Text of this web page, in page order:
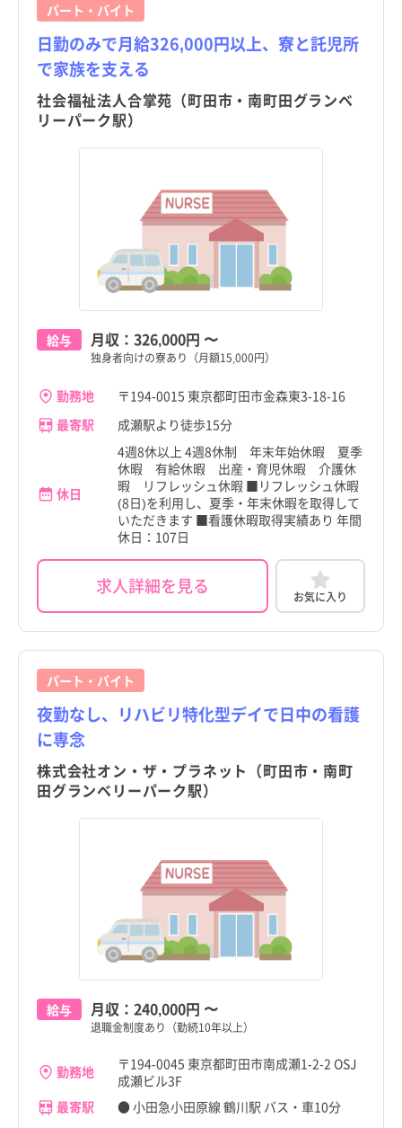
パート・バイト
日勤のみで月給326,000円以上、寮と託児所
で家族を支える
社会福祉法人合掌苑（町田市・南町田グランベ
リーパーク駅）
給与 月収： 326,000円 〜
独身者向けの寮あり（月額15,000円）
勤務地
〒194-0015 東京都町田市金森東3-18-16
最寄駅
成瀬駅より徒歩15分
休日
4週8休以上 4週8休制 年末年始休暇 夏季
休暇 有給休暇 出産・育児休暇 介護休
暇 リフレッシュ休暇 ■リフレッシュ休暇
(8日)を利用し、夏季・年末休暇を取得して
いただきます ■看護休暇取得実績あり 年間
休日：107日
求人詳細を見る お気に入り
パート・バイト
夜勤なし、リハビリ特化型デイで日中の看護
に専念
株式会社オン・ザ・プラネット（町田市・南町
田グランベリーパーク駅）
給与 月収： 240,000円 〜
退職金制度あり（勤続10年以上）
勤務地
〒194-0045 東京都町田市南成瀬1-2-2 OSJ
成瀬ビル3F
最寄駅
● 小田急小田原線 鶴川駅 バス・車10分